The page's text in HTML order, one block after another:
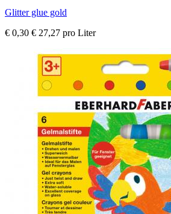
Glitter glue gold
€ 0,30 € 27,27 pro Liter